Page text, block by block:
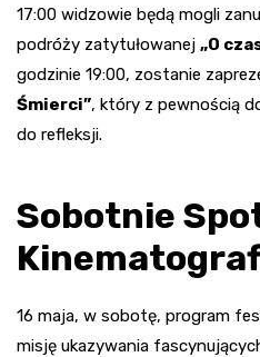
17:00 widzowie będą mogli
podróży zatytułowanej „O
godzinie 19:00, zostanie
Śmierci”, który z pewnością
do refleksji.
Sobotnie
16 maja, w sobotę, program
misję ukazywania